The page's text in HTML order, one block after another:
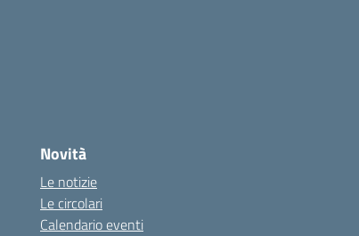
Novità
Le notizie
Le circolari
Calendario eventi